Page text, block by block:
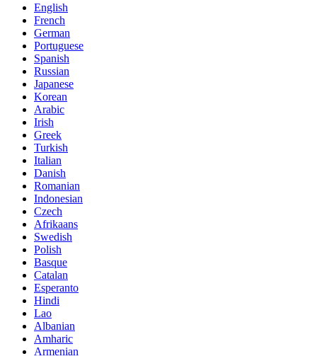
English
French
German
Portuguese
Spanish
Russian
Japanese
Korean
Arabic
Irish
Greek
Turkish
Italian
Danish
Romanian
Indonesian
Czech
Afrikaans
Swedish
Polish
Basque
Catalan
Esperanto
Hindi
Lao
Albanian
Amharic
Armenian